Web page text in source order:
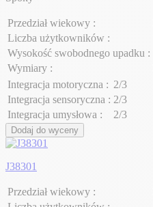
Przedział wiekowy :
Liczba użytkowników :
Wysokość swobodnego upadku :
Wymiary :
Integracja motoryczna : 2/3
Integracja sensoryczna : 2/3
Integracja umysłowa :
2/3
Dodaj do wyceny
J38301
Przedział wiekowy :